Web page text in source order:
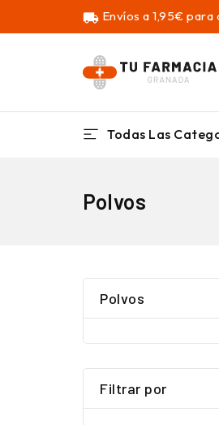
local_shipping Envíos a 1,95€
Todas Las
Polvos
Polvos
Filtrar por